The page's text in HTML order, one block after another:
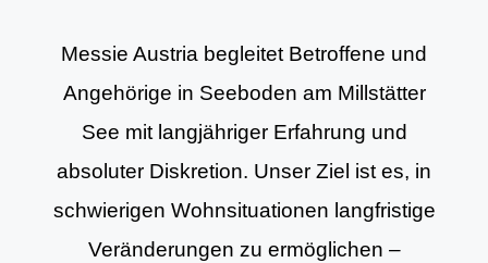
Messie Austria begleitet Betroffene und
Angehörige in Seeboden am Millstätter
See mit langjähriger Erfahrung und
absoluter Diskretion. Unser Ziel ist es, in
schwierigen Wohnsituationen langfristige
Veränderungen zu ermöglichen –